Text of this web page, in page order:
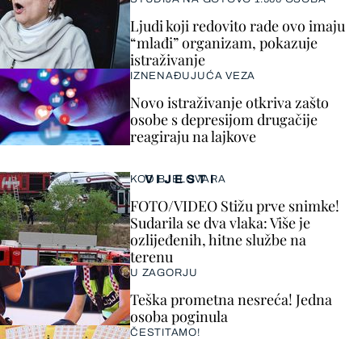
VIJESTI
KOD BJELOVARA
FOTO/VIDEO Stižu prve snimke!
Sudarila se dva vlaka: Više je
ozlijeđenih, hitne službe na
terenu
U ZAGORJU
Teška prometna nesreća! Jedna
osoba poginula
ČESTITAMO!
Ljudi koji redovito rade ovo imaju
“mlađi” organizam, pokazuje
istraživanje
IZNENAĐUJUĆA VEZA
Novo istraživanje otkriva zašto
osobe s depresijom drugačije
reagiraju na lajkove